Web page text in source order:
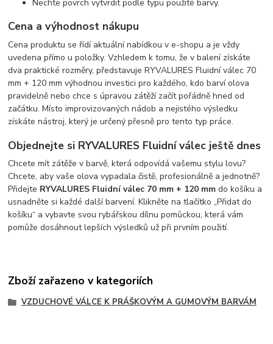
Nechte povrch vytvrdit podle typu použité barvy.
Cena a výhodnost nákupu
Cena produktu se řídí aktuální nabídkou v e-shopu a je vždy
uvedena přímo u položky. Vzhledem k tomu, že v balení získáte
dva praktické rozměry, představuje RYVALURES Fluidní válec 70
mm + 120 mm výhodnou investici pro každého, kdo barví olova
pravidelně nebo chce s úpravou zátěží začít pořádně hned od
začátku. Místo improvizovaných nádob a nejistého výsledku
získáte nástroj, který je určený přesně pro tento typ práce.
Objednejte si RYVALURES Fluidní válec ještě dnes
Chcete mít zátěže v barvě, která odpovídá vašemu stylu lovu?
Chcete, aby vaše olova vypadala čistě, profesionálně a jednotně?
Přidejte RYVALURES Fluidní válec 70 mm + 120 mm do košíku a
usnadněte si každé další barvení. Klikněte na tlačítko „Přidat do
košíku“ a vybavte svou rybářskou dílnu pomůckou, která vám
pomůže dosáhnout lepších výsledků už při prvním použití.
Zboží zařazeno v kategoriích
VZDUCHOVÉ VÁLCE K PRÁŠKOVÝM A GUMOVÝM BARVÁM